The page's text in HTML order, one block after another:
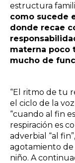
estructura
como sucede
donde recae
materna poco
mucho de
“El ritmo de tu
el ciclo de la
“cuando al fin
respiración es
adverbial “al
agotamiento de
niño. A